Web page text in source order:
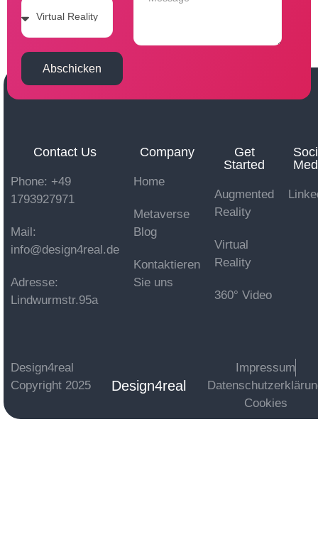
Abschicken
Contact Us
Phone: +49
1793927971
Mail:
info@design4real.de
Adresse:
Lindwurmstr.95a
Company
Home
Metaverse
Blog
Kontaktieren
Sie uns
Get
Started
Augmented
Reality
Virtual
Reality
360° Video
Design4real
Copyright 2025
Design4real
Impressum
Cookies